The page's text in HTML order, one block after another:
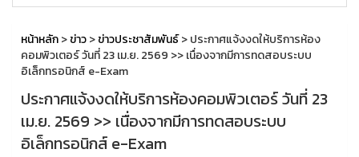
หน้าหลัก>ข่าว>ข่าวประชาสัมพันธ์> ประกาศแจ้งงดให้บริการห้อง
คอมพิวเตอร์ วันที่ 23 เม.ย. 2569 >> เนื่องจากมีการทดสอบระบบ
อิเล็กทรอนิกส์ e-Exam
ประกาศแจ้งงดให้บริการห้องคอมพิวเตอร์ วันที่ 23
เม.ย. 2569 >> เนื่องจากมีการทดสอบระบบ
อิเล็กทรอนิกส์ e-Exam